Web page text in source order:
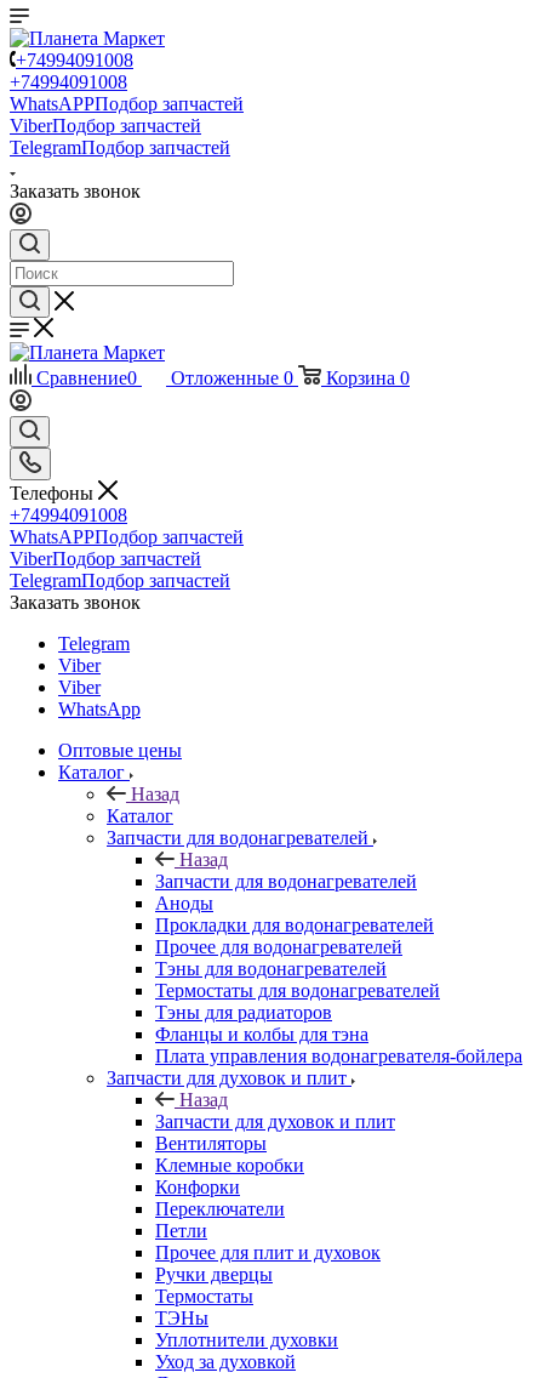
+74994091008
+74994091008
WhatsAPPПодбор запчастей
ViberПодбор запчастей
TelegramПодбор запчастей
Заказать звонок
Сравнение0 Отложенные 0 Корзина 0
Телефоны
+74994091008
WhatsAPPПодбор запчастей
ViberПодбор запчастей
TelegramПодбор запчастей
Заказать звонок
Telegram
Viber
Viber
WhatsApp
Оптовые цены
Каталог
Назад
Каталог
Запчасти для водонагревателей
Назад
Запчасти для водонагревателей
Аноды
Прокладки для водонагревателей
Прочее для водонагревателей
Тэны для водонагревателей
Термостаты для водонагревателей
Тэны для радиаторов
Фланцы и колбы для тэна
Плата управления водонагревателя-бойлера
Запчасти для духовок и плит
Назад
Запчасти для духовок и плит
Вентиляторы
Клемные коробки
Конфорки
Переключатели
Петли
Прочее для плит и духовок
Ручки дверцы
Термостаты
ТЭНы
Уплотнители духовки
Уход за духовкой